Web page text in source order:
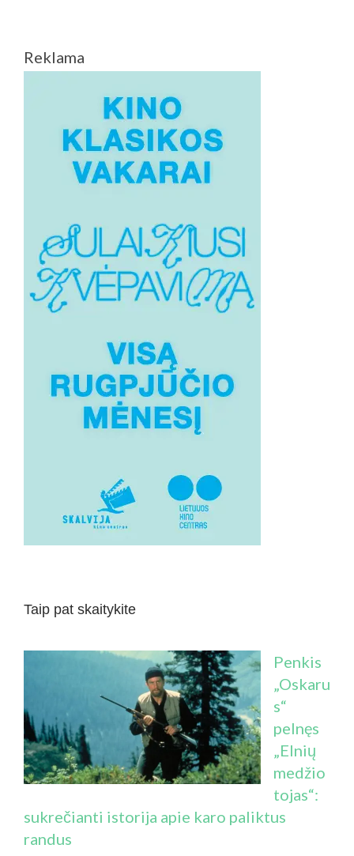
Reklama
Taip pat skaitykite
Penkis
„Oskaru
s“
pelnęs
„Elnių
medžio
tojas“:
sukrečianti istorija apie karo paliktus
randus